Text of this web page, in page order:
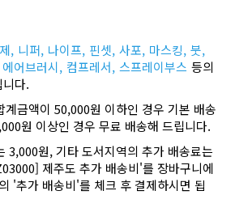
, 니퍼, 나이프, 핀셋, 사포, 마스킹, 붓,
에어브러시, 컴프레서, 스프레이부스 등의
다.
계금액이 50,000원 이하인 경우 기본 배송
원 이상인 경우 무료 배송해 드립니다.
3,000원, 기타 도서지역의 추가 배송료는
제주도 추가 배송비'를 장바구니에
'추가 배송비'를 체크 후 결제하시면 됩